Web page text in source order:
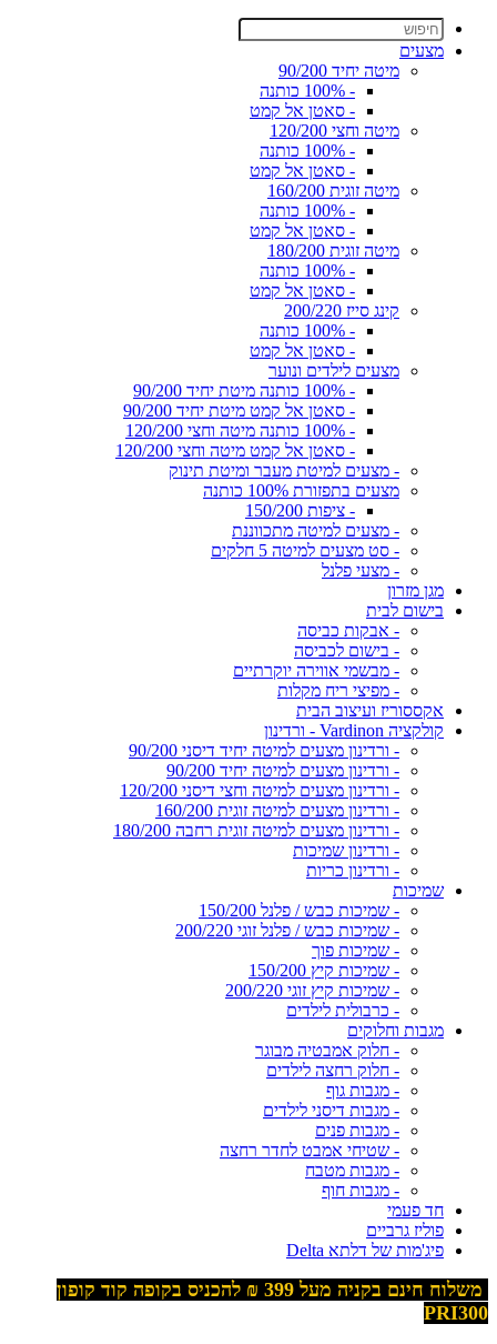
מצעים
מיטה יחיד 90/200
- 100% כותנה
- סאטן אל קמט
מיטה וחצי 120/200
- 100% כותנה
- סאטן אל קמט
מיטה זוגית 160/200
- 100% כותנה
- סאטן אל קמט
מיטה זוגית 180/200
- 100% כותנה
- סאטן אל קמט
קינג סייז 200/220
- 100% כותנה
- סאטן אל קמט
מצעים לילדים ונוער
- 100% כותנה מיטת יחיד 90/200
- סאטן אל קמט מיטת יחיד 90/200
- 100% כותנה מיטה וחצי 120/200
- סאטן אל קמט מיטה וחצי 120/200
- מצעים למיטת מעבר ומיטת תינוק
מצעים בתפזורת 100% כותנה
- ציפות 150/200
- מצעים למיטה מתכווננת
- סט מצעים למיטה 5 חלקים
- מצעי פלנל
מגן מזרון
בישום לבית
- אבקות כביסה
- בישום לכביסה
- מבשמי אווירה יוקרתיים
- מפיצי ריח מקלות
אקססוריז ועיצוב הבית
קולקציה Vardinon - ורדינון
- ורדינון מצעים למיטה יחיד דיסני 90/200
- ורדינון מצעים למיטה יחיד 90/200
- ורדינון מצעים למיטה וחצי דיסני 120/200
- ורדינון מצעים למיטה זוגית 160/200
- ורדינון מצעים למיטה זוגית רחבה 180/200
- ורדינון שמיכות
- ורדינון כריות
שמיכות
- שמיכות כבש / פלנל 150/200
- שמיכות כבש / פלנל זוגי 200/220
- שמיכות פוך
- שמיכות קיץ 150/200
- שמיכות קיץ זוגי 200/220
- כרבולית לילדים
מגבות וחלוקים
- חלוק אמבטיה מבוגר
- חלוק רחצה לילדים
- מגבות גוף
- מגבות דיסני לילדים
- מגבות פנים
- שטיחי אמבט לחדר רחצה
- מגבות מטבח
- מגבות חוף
חד פעמי
פוליז גרביים
פיג'מות של דלתא Delta
משלוח חינם בקניה מעל 399
₪ להכניס בקופה קוד קופון
PRI300